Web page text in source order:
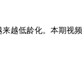
越低龄化。本期视